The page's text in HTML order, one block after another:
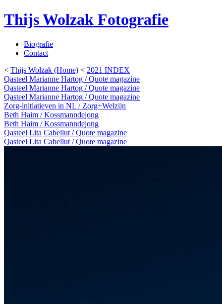
Thijs Wolzak Fotografie
Biografie
Contact
< Thijs Wolzak (Home) < 2021 INDEX
Qasteel Marianne Hartog / Quote magazine
Qasteel Marianne Hartog / Quote magazine
Qasteel Marianne Hartog / Quote magazine
Zorg-initiatieven in NL / Zorg+Welzijn
Beth Haim / Kossmanndejong
Beth Haim / Kossmanndejong
Qasteel Lita Cabellut / Quote magazine
Qasteel Lita Cabellut / Quote magazine